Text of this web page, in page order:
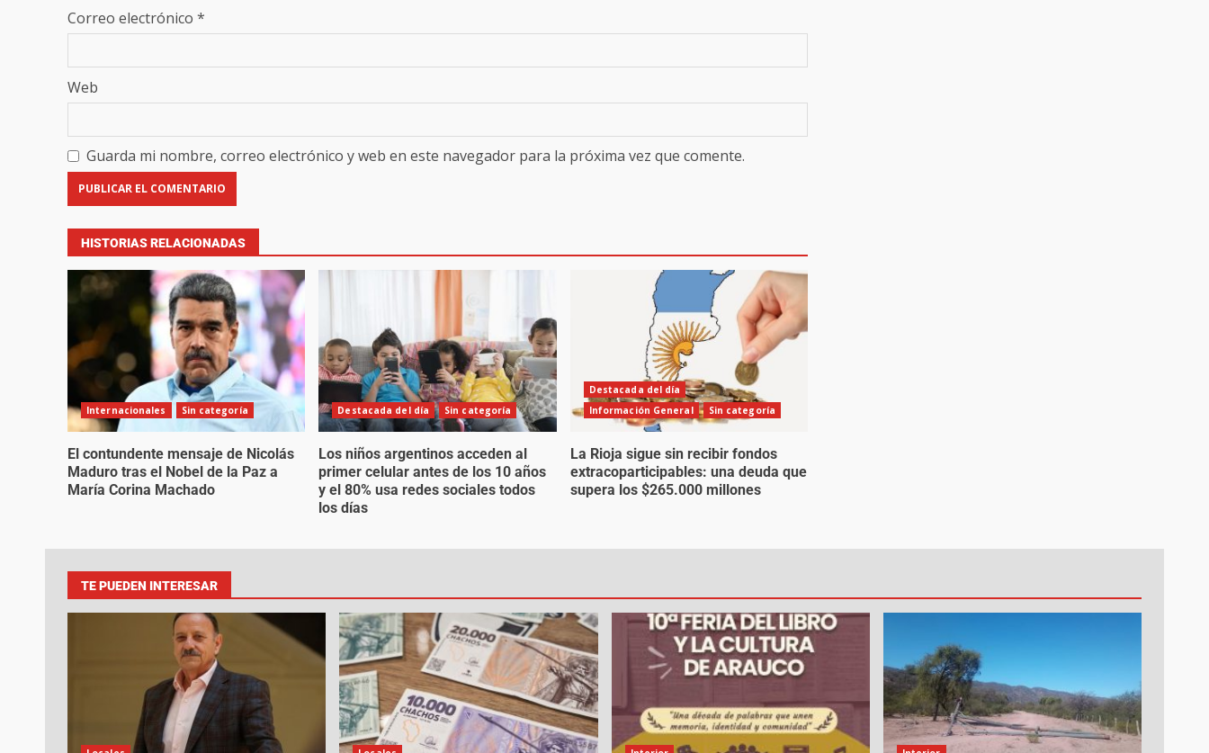
Correo electrónico *
Web
Guarda mi nombre, correo electrónico y web en este navegador para la próxima vez que comente.
HISTORIAS RELACIONADAS
Internacionales Sin categoría
El contundente mensaje de Nicolás
Maduro tras el Nobel de la Paz a
María Corina Machado
Destacada del día Sin categoría
Los niños argentinos acceden al
primer celular antes de los 10 años
y el 80% usa redes sociales todos
los días
Destacada del día
Información General
Sin categoría
La Rioja sigue sin recibir fondos
extracoparticipables: una deuda que
supera los $265.000 millones
TE PUEDEN INTERESAR